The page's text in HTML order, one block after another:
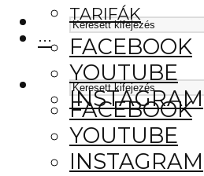
FACEBOOK
YOUTUBE
INSTAGRAM
TARIFÁK
···
FACEBOOK
YOUTUBE
INSTAGRAM